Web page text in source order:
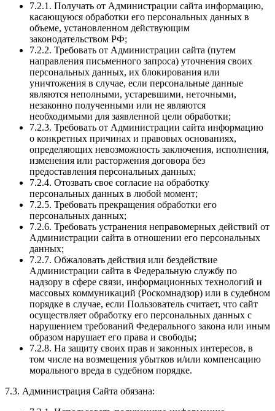
7.2.1. Получать от Администрации сайта информацию,
касающуюся обработки его персональных данных в
объеме, установленном действующим
законодательством РФ;
7.2.2. Требовать от Администрации сайта (путем
направления письменного запроса) уточнения своих
персональных данных, их блокирования или
уничтожения в случае, если персональные данные
являются неполными, устаревшими, неточными,
незаконно полученными или не являются
необходимыми для заявленной цели обработки;
7.2.3. Требовать от Администрации сайта информацию
о конкретных причинах и правовых основаниях,
определяющих невозможность заключения, исполнения,
изменения или расторжения договора без
предоставления персональных данных;
7.2.4. Отозвать свое согласие на обработку
персональных данных в любой момент;
7.2.5. Требовать прекращения обработки его
персональных данных;
7.2.6. Требовать устранения неправомерных действий от
Администрации сайта в отношении его персональных
данных;
7.2.7. Обжаловать действия или бездействие
Администрации сайта в Федеральную службу по
надзору в сфере связи, информационных технологий и
массовых коммуникаций (Роскомнадзор) или в судебном
порядке в случае, если Пользователь считает, что сайт
осуществляет обработку его персональных данных с
нарушением требований Федерального закона или иным
образом нарушает его права и свободы;
7.2.8. На защиту своих прав и законных интересов, в
том числе на возмещения убытков и/или компенсацию
морального вреда в судебном порядке.
7.3. Администрация Сайта обязана: